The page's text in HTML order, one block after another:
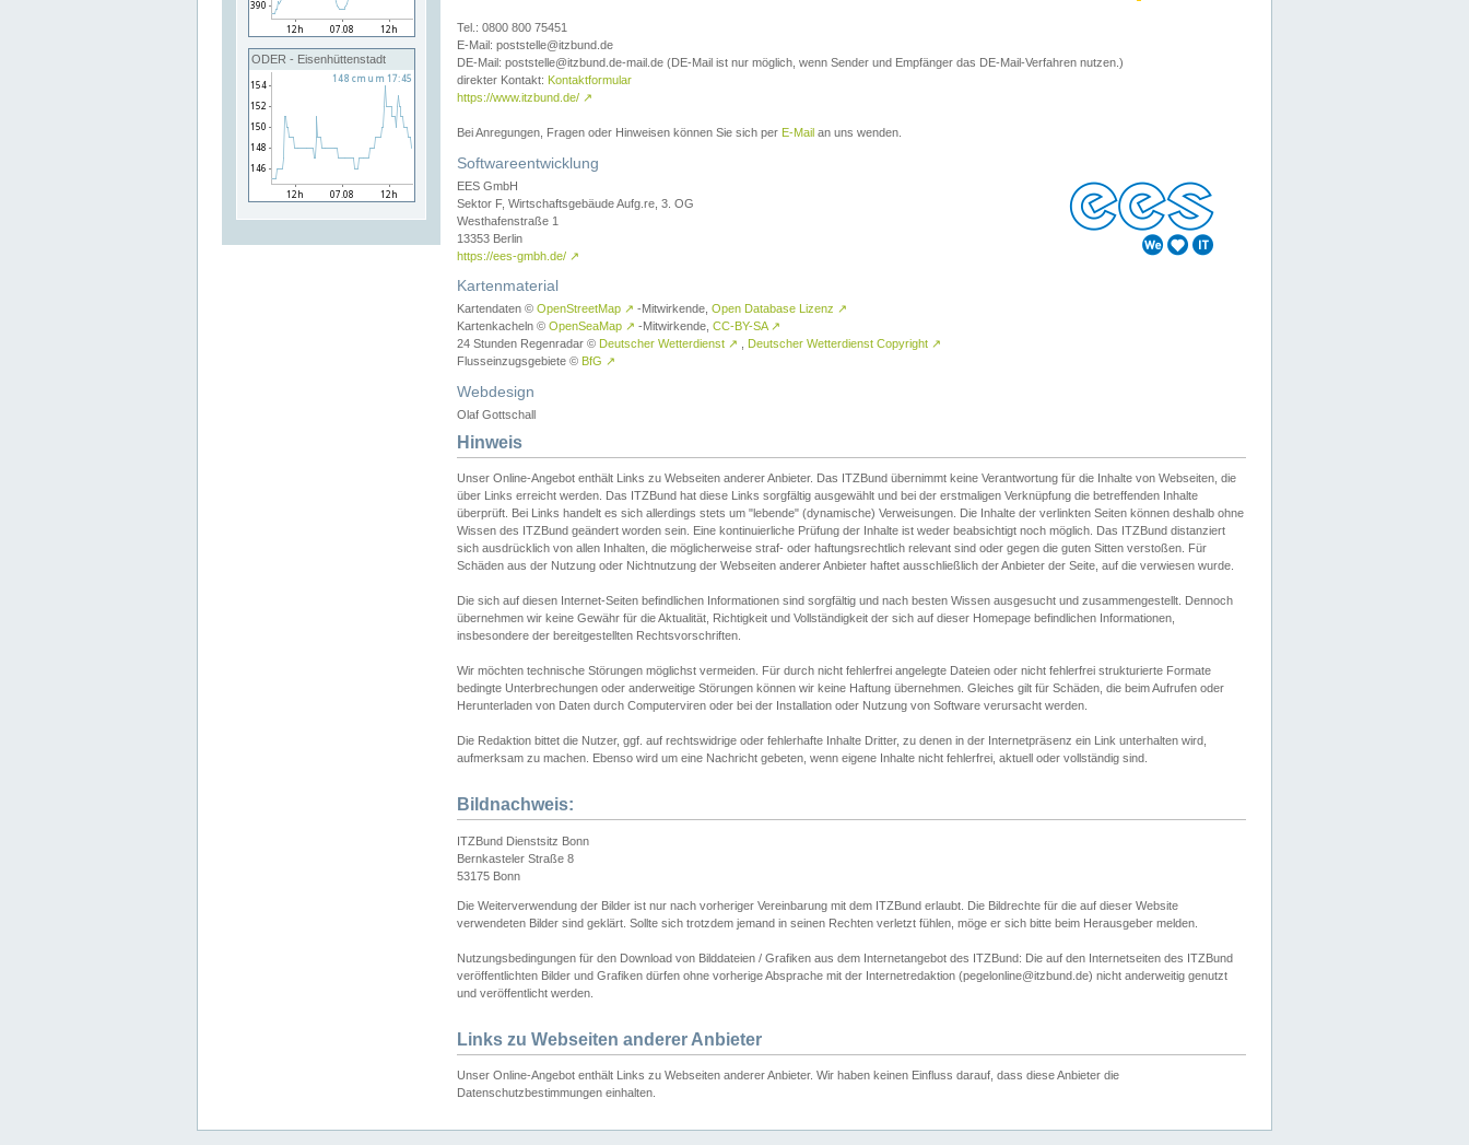
ODER - Eisenhüttenstadt
Tel.: 0800 800 75451
E-Mail: poststelle@itzbund.de
DE-Mail: poststelle@itzbund.de-mail.de (DE-Mail ist nur möglich, wenn Sender und Empfänger das DE-Mail-Verfahren nutzen.)
direkter Kontakt: Kontaktformular
https://www.itzbund.de/ ↗
Bei Anregungen, Fragen oder Hinweisen können Sie sich per E-Mail an uns wenden.
Softwareentwicklung
EES GmbH
Sektor F, Wirtschaftsgebäude Aufg.re, 3. OG
Westhafenstraße 1
13353 Berlin
https://ees-gmbh.de/ ↗
Kartenmaterial
Kartendaten © OpenStreetMap ↗ -Mitwirkende, Open Database Lizenz ↗
Kartenkacheln © OpenSeaMap ↗ -Mitwirkende, CC-BY-SA ↗
24 Stunden Regenradar © Deutscher Wetterdienst ↗ Deutscher Wetterdienst Copyright ↗
Flusseinzugsgebiete © BfG ↗
Webdesign
Olaf Gottschall
Hinweis
Unser Online-Angebot enthält Links zu Webseiten anderer Anbieter. Das ITZBund übernimmt keine Verantwortung für die Inhalte von Webseiten, die
über Links erreicht werden. Das ITZBund hat diese Links sorgfältig ausgewählt und bei der erstmaligen Verknüpfung die betreffenden Inhalte
überprüft. Bei Links handelt es sich allerdings stets um "lebende" (dynamische) Verweisungen. Die Inhalte der verlinkten Seiten können deshalb ohne
Wissen des ITZBund geändert worden sein. Eine kontinuierliche Prüfung der Inhalte ist weder beabsichtigt noch möglich. Das ITZBund distanziert
sich ausdrücklich von allen Inhalten, die möglicherweise straf- oder haftungsrechtlich relevant sind oder gegen die guten Sitten verstoßen. Für
Schäden aus der Nutzung oder Nichtnutzung der Webseiten anderer Anbieter haftet ausschließlich der Anbieter der Seite, auf die verwiesen wurde.
Die sich auf diesen Internet-Seiten befindlichen Informationen sind sorgfältig und nach besten Wissen ausgesucht und zusammengestellt. Dennoch
übernehmen wir keine Gewähr für die Aktualität, Richtigkeit und Vollständigkeit der sich auf dieser Homepage befindlichen Informationen,
insbesondere der bereitgestellten Rechtsvorschriften.
Wir möchten technische Störungen möglichst vermeiden. Für durch nicht fehlerfrei angelegte Dateien oder nicht fehlerfrei strukturierte Formate
bedingte Unterbrechungen oder anderweitige Störungen können wir keine Haftung übernehmen. Gleiches gilt für Schäden, die beim Aufrufen oder
Herunterladen von Daten durch Computerviren oder bei der Installation oder Nutzung von Software verursacht werden.
Die Redaktion bittet die Nutzer, ggf. auf rechtswidrige oder fehlerhafte Inhalte Dritter, zu denen in der Internetpräsenz ein Link unterhalten wird,
aufmerksam zu machen. Ebenso wird um eine Nachricht gebeten, wenn eigene Inhalte nicht fehlerfrei, aktuell oder vollständig sind.
Bildnachweis:
ITZBund Dienstsitz Bonn
Bernkasteler Straße 8
53175 Bonn
Die Weiterverwendung der Bilder ist nur nach vorheriger Vereinbarung mit dem ITZBund erlaubt. Die Bildrechte für die auf dieser Website
verwendeten Bilder sind geklärt. Sollte sich trotzdem jemand in seinen Rechten verletzt fühlen, möge er sich bitte beim Herausgeber melden.
Nutzungsbedingungen für den Download von Bilddateien / Grafiken aus dem Internetangebot des ITZBund: Die auf den Internetseiten des ITZBund
veröffentlichten Bilder und Grafiken dürfen ohne vorherige Absprache mit der Internetredaktion (pegelonline@itzbund.de) nicht anderweitig genutzt
und veröffentlicht werden.
Links zu Webseiten anderer Anbieter
Unser Online-Angebot enthält Links zu Webseiten anderer Anbieter. Wir haben keinen Einfluss darauf, dass diese Anbieter die
Datenschutzbestimmungen einhalten.